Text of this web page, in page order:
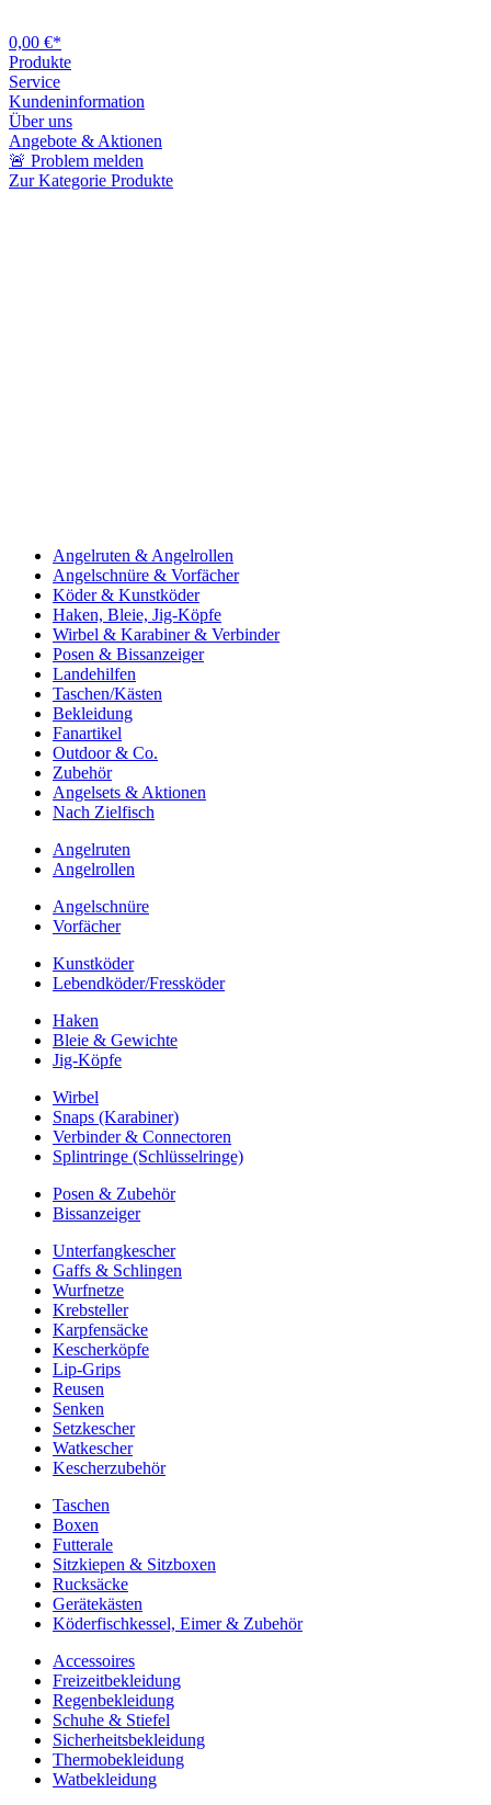
0,00 €*
Produkte
Service
Kundeninformation
Über uns
Angebote & Aktionen
🚨 Problem melden
Zur Kategorie Produkte
Angelruten & Angelrollen
Angelschnüre & Vorfächer
Köder & Kunstköder
Haken, Bleie, Jig-Köpfe
Wirbel & Karabiner & Verbinder
Posen & Bissanzeiger
Landehilfen
Taschen/Kästen
Bekleidung
Fanartikel
Outdoor & Co.
Zubehör
Angelsets & Aktionen
Nach Zielfisch
Angelruten
Angelrollen
Angelschnüre
Vorfächer
Kunstköder
Lebendköder/Fressköder
Haken
Bleie & Gewichte
Jig-Köpfe
Wirbel
Snaps (Karabiner)
Verbinder & Connectoren
Splintringe (Schlüsselringe)
Posen & Zubehör
Bissanzeiger
Unterfangkescher
Gaffs & Schlingen
Wurfnetze
Krebsteller
Karpfensäcke
Kescherköpfe
Lip-Grips
Reusen
Senken
Setzkescher
Watkescher
Kescherzubehör
Taschen
Boxen
Futterale
Sitzkiepen & Sitzboxen
Rucksäcke
Gerätekästen
Köderfischkessel, Eimer & Zubehör
Accessoires
Freizeitbekleidung
Regenbekleidung
Schuhe & Stiefel
Sicherheitsbekleidung
Thermobekleidung
Watbekleidung